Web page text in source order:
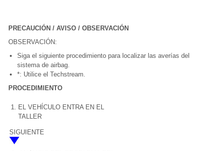
PRECAUCIÓN / AVISO / OBSERVACIÓN
OBSERVACIÓN:
Siga el siguiente procedimiento para localizar las averías del
sistema de airbag.
*: Utilice el Techstream.
PROCEDIMIENTO
1. EL VEHÍCULO ENTRA EN EL
TALLER
SIGUIENTE